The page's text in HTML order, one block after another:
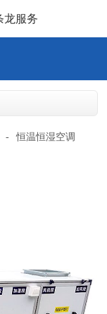
龙服务
- 恒温恒湿空调